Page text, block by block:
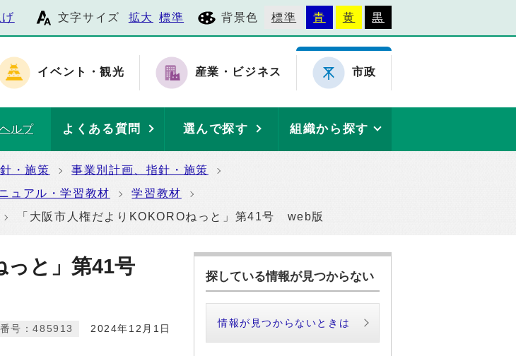
文字サイズ 拡大 標準 背景色 標準 青 黄 黒
イベント・観光 産業・ビジネス 市政
ルプ よくある質問 選んで探す 組織から探す
・施策
事業別計画、指針・施策
ュアル・学習教材
学習教材
「大阪市人権だよりKOKOROねっと」第41号 web版
っと」第41号
2024年12月1日
号：485913
探している情報が見つからない
情報が見つからないときは